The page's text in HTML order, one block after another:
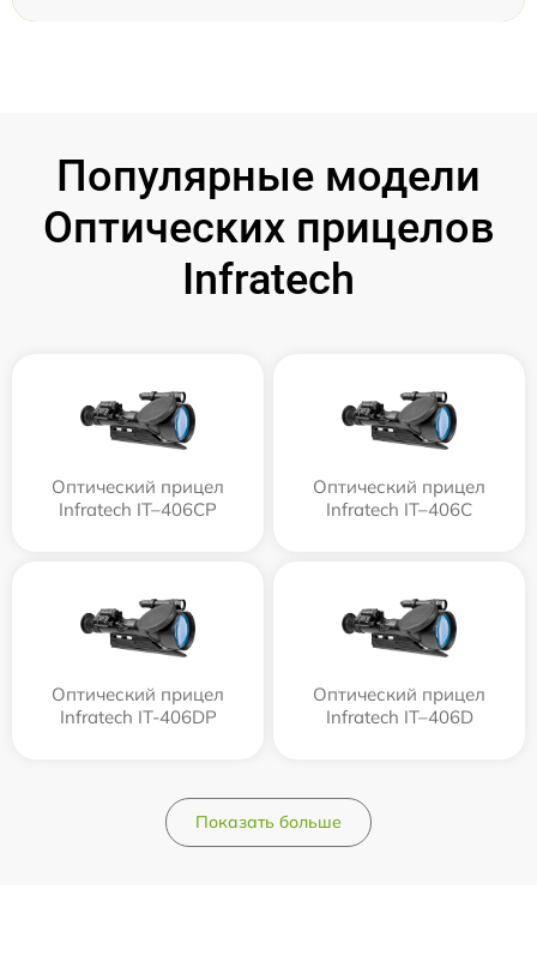
Популярные модели
Оптических прицелов
Infratech
Оптический прицел
Infratech IT–406СP
Оптический прицел
Infratech IT–406С
Оптический прицел
Infratech IT-406DP
Оптический прицел
Infratech IT–406D
Показать больше